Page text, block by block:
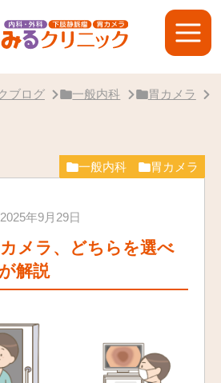
ブログ 一般内科 胃カメラ
一般内科 胃カメラ
2025年9月29日
メラ、どちらを選べ
解説